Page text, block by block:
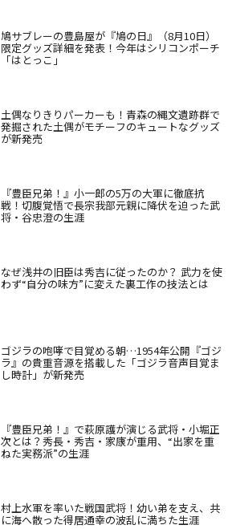
鳩サブレーの豊島屋が『鳩の日』（8月10日）
限定グッズ詳細を発表！今年はシリコンポーチ
「はとっこ」
土偶なりきりパーカーも！青森の縄文遺跡群で
発掘された土偶がモチーフのキュートなグッズ
が新発売
『豊臣兄弟！』小一郎の5万の大軍に徹底抗
戦！切腹覚悟で長宗我部元親に降伏を迫った武
将・谷忠澄の生涯
なぜ浅井の旧臣は秀吉に従ったのか？ 武力を使
わず“自分の味方”に変えた裏工作の技法とは
ゴジラの咆哮で目覚める朝…1954年公開『ゴジ
ラ』の貴重音源を搭載した「ゴジラ音声目覚ま
し時計」が新発売
『豊臣兄弟！』で萩原護が演じる武将・小堀正
次とは？秀長・秀吉・家康が重用、“出家を重
ねた実務派”の生涯
村上水軍を率いた戦国武将！幼い弟を支え、共
に海へ散った得居通幸の波乱に満ちた生涯